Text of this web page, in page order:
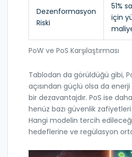
PoW ve PoS Karşılaştırması
Dezenformasyon
Riski
51%
için
Tablodan da görüldüğü gibi,
açısından güçlü olsa da
bir dezavantajdır. PoS ise
henüz bazı güvenlik zafiyetleri
Hangi modelin tercih
hedeflerine ve regülasyon